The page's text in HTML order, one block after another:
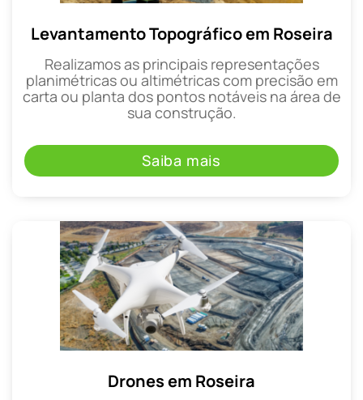
Levantamento Topográfico em Roseira
Realizamos as principais representações
planimétricas ou altimétricas com precisão em
carta ou planta dos pontos notáveis na área de
sua construção.
Saiba mais
Drones em Roseira